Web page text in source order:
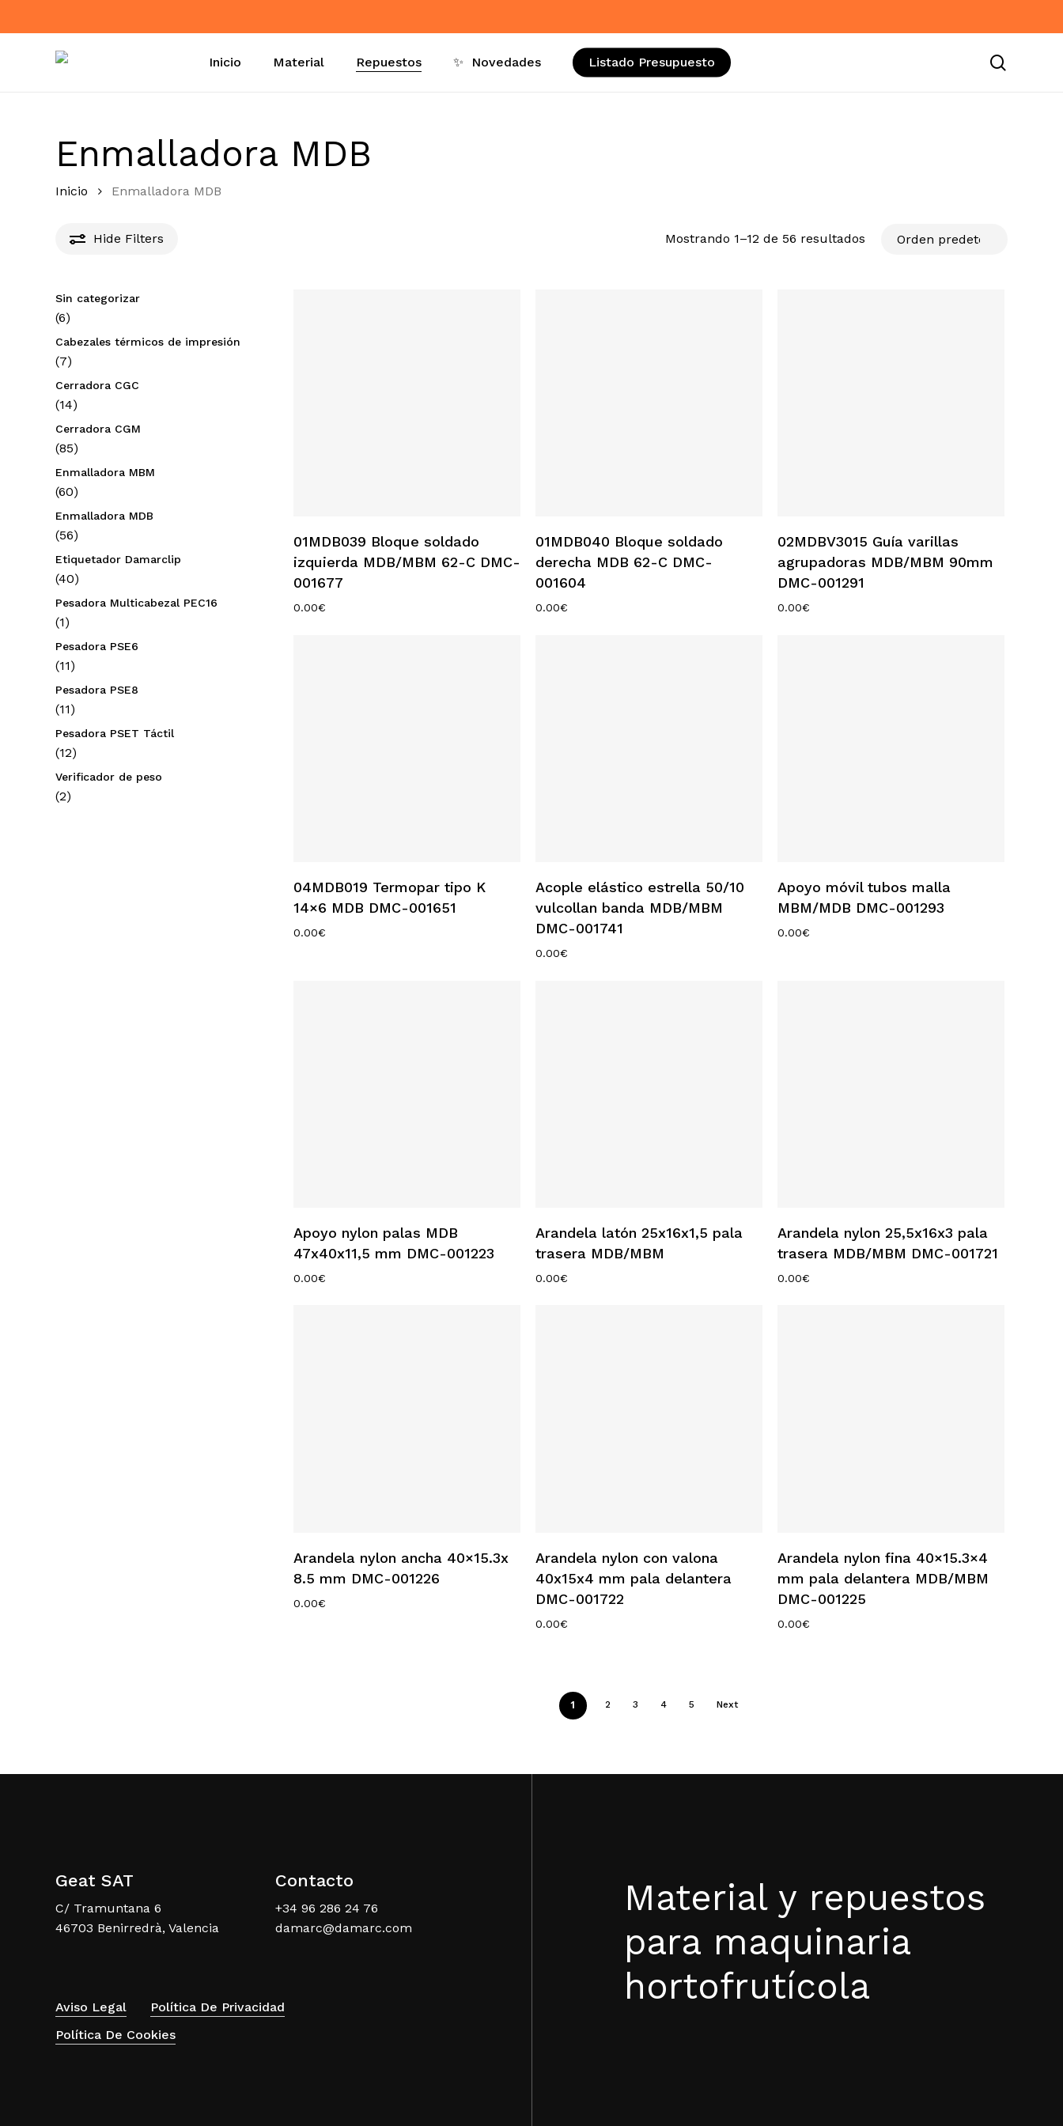
Inicio Material Repuestos ✨ Novedades Listado Presupuesto
Enmalladora MDB
Inicio Enmalladora MDB
Hide Filters Mostrando 1–12 de 56 resultados
Sin categorizar
66
productos
Cabezales térmicos de impresión
77
productos
Cerradora CGC
1414
productos
Cerradora CGM
8585
productos
Enmalladora MBM
6060
productos
Enmalladora MDB
5656
productos
Etiquetador Damarclip
4040
productos
Pesadora Multicabezal PEC16
11
producto
Pesadora PSE6
1111
productos
Pesadora PSE8
1111
productos
Pesadora PSET Táctil
1212
productos
Verificador de peso
22
01MDB039 Bloque soldado
izquierda MDB/MBM 62-C DMC-
001677
0.00€
01MDB040 Bloque soldado
derecha MDB 62-C DMC-
001604
0.00€
02MDBV3015 Guía varillas
agrupadoras MDB/MBM 90mm
DMC-001291
0.00€
04MDB019 Termopar tipo K
14×6 MDB DMC-001651
0.00€
Acople elástico estrella 50/10
vulcollan banda MDB/MBM
DMC-001741
0.00€
Apoyo móvil tubos malla
MBM/MDB DMC-001293
0.00€
Apoyo nylon palas MDB
47x40x11,5 mm DMC-001223
0.00€
Arandela latón 25x16x1,5 pala
trasera MDB/MBM
0.00€
Arandela nylon 25,5x16x3 pala
trasera MDB/MBM DMC-001721
0.00€
Arandela nylon ancha 40×15.3x
8.5 mm DMC-001226
0.00€
Arandela nylon con valona
40x15x4 mm pala delantera
DMC-001722
0.00€
Arandela nylon fina 40×15.3×4
mm pala delantera MDB/MBM
DMC-001225
0.00€
1 2 3 4 5 Next
Geat SAT
C/ Tramuntana 6
46703 Benirredrà, Valencia
Contacto
+34 96 286 24 76
damarc@damarc.com
Aviso Legal
Política De Privacidad
Política De Cookies
Material y repuestos
para maquinaria
hortofrutícola